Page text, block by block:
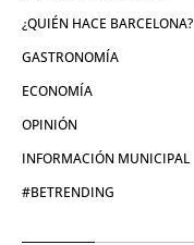
¿QUIÉN HACE BARCELONA?
GASTRONOMÍA
ECONOMÍA
OPINIÓN
INFORMACIÓN MUNICIPAL
#BETRENDING